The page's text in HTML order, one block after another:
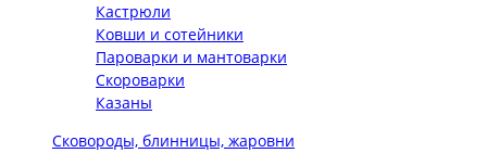
Кастрюли
Ковши и сотейники
Пароварки и мантоварки
Скороварки
Казаны
Сковороды, блинницы, жаровни